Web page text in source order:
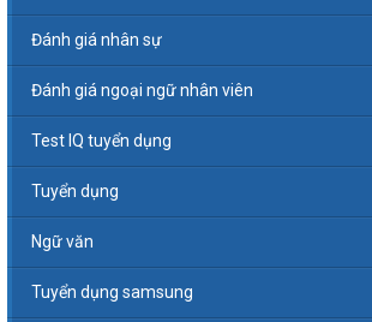
Đánh giá nhân sự
Đánh giá ngoại ngữ nhân viên
Test IQ tuyển dụng
Tuyển dụng
Ngữ văn
Tuyển dụng samsung